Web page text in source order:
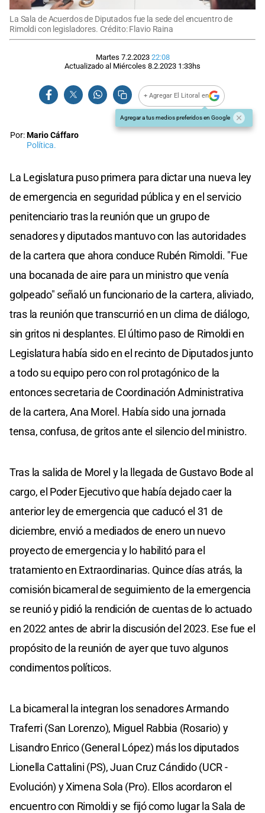
La Sala de Acuerdos de Diputados fue la sede del encuentro de
Rimoldi con legisladores. Crédito: Flavio Raina
Martes 7.2.2023 22:08
Actualizado al Miércoles 8.2.2023 1:33hs
+ Agregar El Litoral en
Agregar a tus medios preferidos en Google
Por:Mario Cáffaro
Política.
La Legislatura puso primera para dictar una nueva ley
de emergencia en seguridad pública y en el servicio
penitenciario tras la reunión que un grupo de
senadores y diputados mantuvo con las autoridades
de la cartera que ahora conduce Rubén Rimoldi. "Fue
una bocanada de aire para un ministro que venía
golpeado" señaló un funcionario de la cartera, aliviado,
tras la reunión que transcurrió en un clima de diálogo,
sin gritos ni desplantes. El último paso de Rimoldi en
Legislatura había sido en el recinto de Diputados junto
a todo su equipo pero con rol protagónico de la
entonces secretaria de Coordinación Administrativa
de la cartera, Ana Morel. Había sido una jornada
tensa, confusa, de gritos ante el silencio del ministro.
Tras la salida de Morel y la llegada de Gustavo Bode al
cargo, el Poder Ejecutivo que había dejado caer la
anterior ley de emergencia que caducó el 31 de
diciembre, envió a mediados de enero un nuevo
proyecto de emergencia y lo habilitó para el
tratamiento en Extraordinarias. Quince días atrás, la
comisión bicameral de seguimiento de la emergencia
se reunió y pidió la rendición de cuentas de lo actuado
en 2022 antes de abrir la discusión del 2023. Ese fue el
propósito de la reunión de ayer que tuvo algunos
condimentos políticos.
La bicameral la integran los senadores Armando
Traferri (San Lorenzo), Miguel Rabbia (Rosario) y
Lisandro Enrico (General López) más los diputados
Lionella Cattalini (PS), Juan Cruz Cándido (UCR -
Evolución) y Ximena Sola (Pro). Ellos acordaron el
encuentro con Rimoldi y se fijó como lugar la Sala de